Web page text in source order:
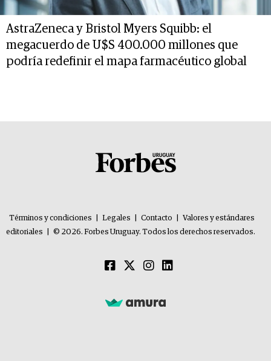
AstraZeneca y Bristol Myers Squibb: el
megacuerdo de U$S 400.000 millones que
podría redefinir el mapa farmacéutico global
Términos y condiciones Legales Contacto
Valores y estándares
editoriales
© 2026. Forbes Uruguay. Todos los derechos reservados.